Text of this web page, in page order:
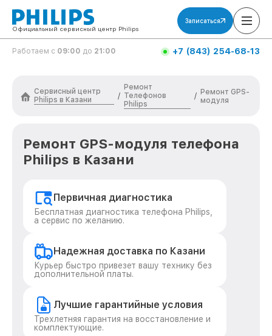
Официальный сервисный центр Philips
Записаться
Работаем с 09:00 до 21:00 +7 (843) 254-68-13
Сервисный центр
Philips в Казани
/
Ремонт
Телефонов
Philips
/ Ремонт GPS-
модуля
Ремонт GPS-модуля телефона
Philips в Казани
Первичная диагностика
Бесплатная диагностика телефона Philips,
а сервис по желанию.
Надежная доставка по Казани
Курьер быстро привезет вашу технику без
дополнительной платы.
Лучшие гарантийные условия
Трехлетняя гарантия на восстановление и
комплектующие.